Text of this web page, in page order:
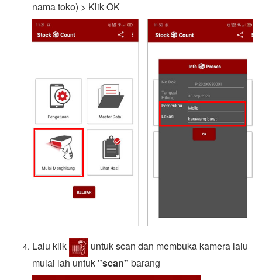
nama toko) > Klik OK
Lalu klik
untuk scan dan membuka kamera lalu
mulai lah untuk"scan" barang